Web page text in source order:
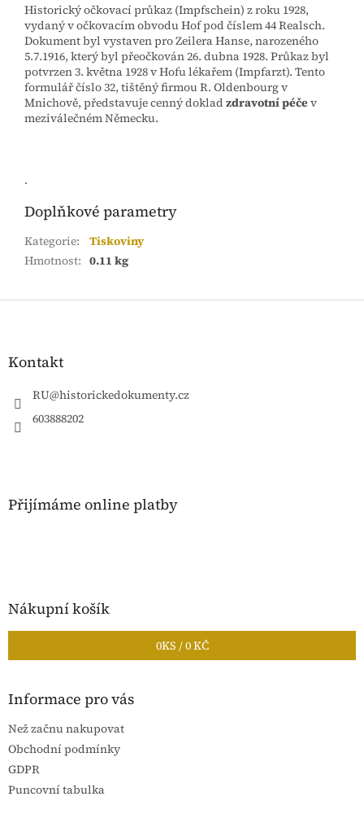
Historický očkovací průkaz (Impfschein) z roku 1928,
vydaný v očkovacím obvodu Hof pod číslem 44 Realsch.
Dokument byl vystaven pro Zeilera Hanse, narozeného
5.7.1916, který byl přeočkován 26. dubna 1928. Průkaz byl
potvrzen 3. května 1928 v Hofu lékařem (Impfarzt). Tento
formulář číslo 32, tištěný firmou R. Oldenbourg v
Mnichově, představuje cenný doklad zdravotní péčev
meziválečném Německu.
.
Doplňkové parametry
Kategorie:
Tiskoviny
Hmotnost: 0.11 kg
Z
Kontakt
RU@historickedokumenty.cz
603888202
Přijímáme online platby
Nákupní košík
0KS /0 KČ
Informace pro vás
Než začnu nakupovat
Obchodní podmínky
GDPR
Puncovní tabulka